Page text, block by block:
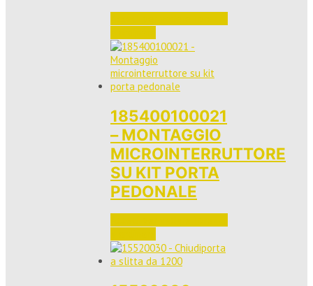
185400100021
– MONTAGGIO
MICROINTERRUTTORE
SU KIT PORTA
PEDONALE